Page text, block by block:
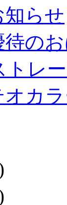
らせ
待の
トレ
カ